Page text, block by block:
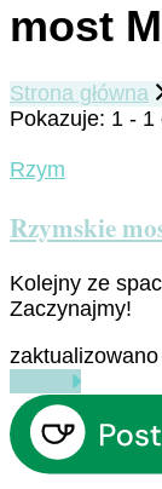
most
Strona główna
Pokazuje: 1 -
Rzym
Rzymskie
Kolejny ze
Zaczynajmy!
zaktualizowano